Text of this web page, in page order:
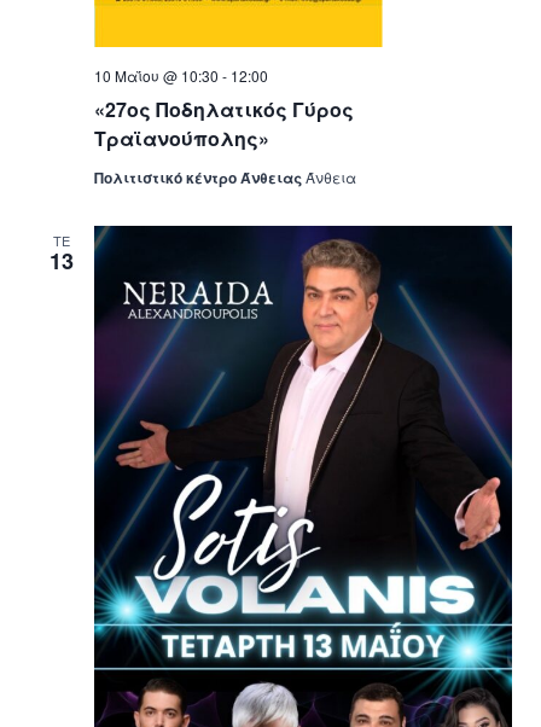
«27ος Ποδηλατικός Γύρος
Τραϊανούπολης»
10 Μαΐου @ 10:30 - 12:00
Πολιτιστικό κέντρο ΆνθειαςΆνθεια
ΤΕ
13